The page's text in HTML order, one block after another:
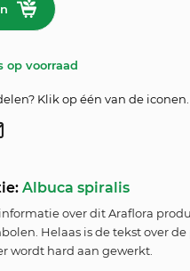
op voorraad
Klik op één van de iconen.
Albuca spiralis
over dit Araflora
Helaas is de tekst over
wordt hard aan gewerkt.